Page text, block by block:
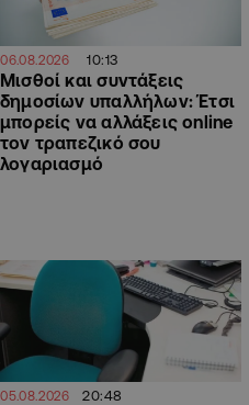
06.08.2026 10:13
Μισθοί και συντάξεις
δημοσίων υπαλλήλων: Έτσι
μπορείς να αλλάξεις online
τον τραπεζικό σου
λογαριασμό
05.08.2026 20:48